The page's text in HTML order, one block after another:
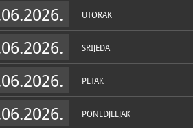
UTORAK
SRIJEDA
PETAK
PONEDJELJAK